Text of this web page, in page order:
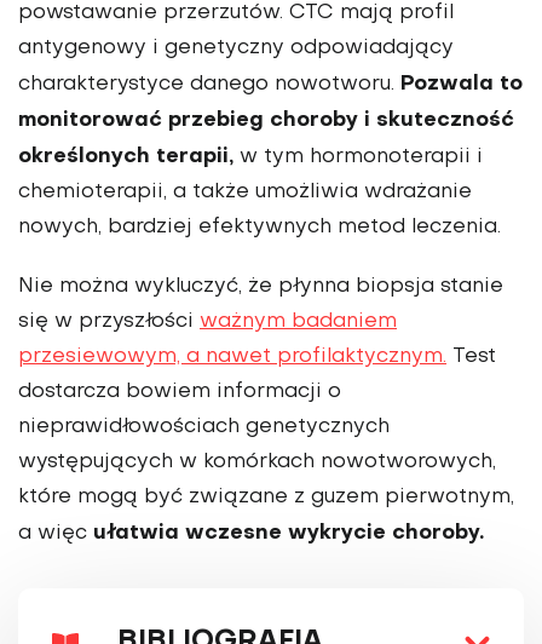
powstawanie przerzutów. CTC mają profil
antygenowy i genetyczny odpowiadający
charakterystyce danego nowotworu. Pozwala to
monitorować przebieg choroby i skuteczność
określonych terapii, w tym hormonoterapii i
chemioterapii, a także umożliwia wdrażanie
nowych, bardziej efektywnych metod leczenia.
Nie można wykluczyć, że płynna biopsja stanie
się w przyszłości ważnym badaniem
przesiewowym, a nawet profilaktycznym. Test
dostarcza bowiem informacji o
nieprawidłowościach genetycznych
występujących w komórkach nowotworowych,
które mogą być związane z guzem pierwotnym,
a więc ułatwia wczesne wykrycie choroby.